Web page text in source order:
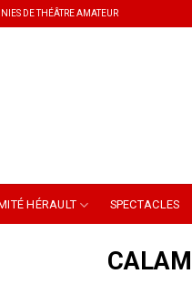
DE THÉÂTRE AMATEUR
HÉRAULT SPECTACLES